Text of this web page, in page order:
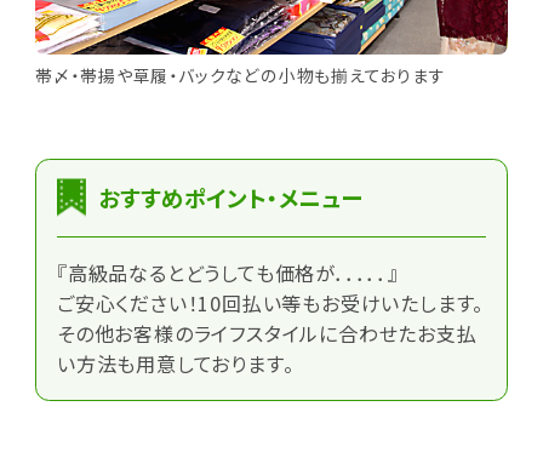
帯〆・帯揚や草履・バックなどの小物も揃えております
おすすめポイント・メニュー
『高級品なるとどうしても価格が．．．．．』
ご安心ください！10回払い等もお受けいたします。
その他お客様のライフスタイルに合わせたお支払
い方法も用意しております。